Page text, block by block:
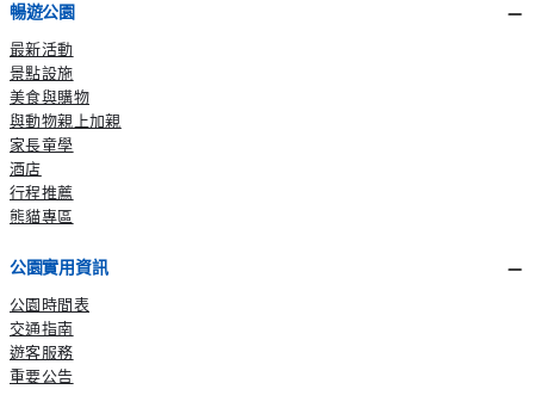
暢遊公園
最新活動
景點設施
美食與購物
與動物親上加親
家長童學
酒店
行程推薦
熊貓專區
公園實用資訊
公園時間表
交通指南
遊客服務
重要公告